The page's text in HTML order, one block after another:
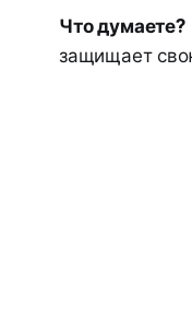
Что думаете?
защищает